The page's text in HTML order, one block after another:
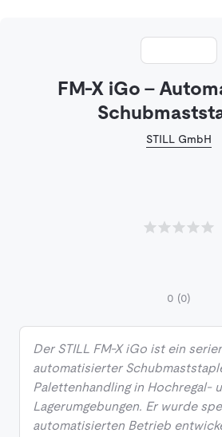
FM-X iGo -
STILL GmbH
0 (0)
Der STILL FM‑X iGo ist ein
automatisierter
Palettenhandling in Hochregal‑
Lagerumgebungen. Er wurde
automatisierten Betrieb